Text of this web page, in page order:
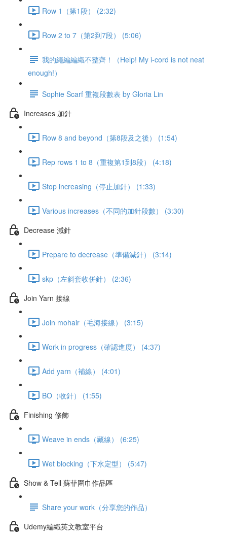
Row 1（第1段） (2:32)
Row 2 to 7（第2到7段） (5:06)
我的繩編編織不整齊！（Help! My i-cord is not neat
enough!）
Sophie Scarf 重複段數表 by Gloria Lin
Increases 加針
Row 8 and beyond（第8段及之後） (1:54)
Rep rows 1 to 8（重複第1到8段） (4:18)
Stop increasing（停止加針） (1:33)
Various increases（不同的加針段數） (3:30)
Decrease 減針
Prepare to decrease（準備減針） (3:14)
skp（左斜套收併針） (2:36)
Join Yarn 接線
Join mohair（毛海接線） (3:15)
Work in progress（確認進度） (4:37)
Add yarn（補線） (4:01)
BO（收針） (1:55)
Finishing 修飾
Weave in ends（藏線） (6:25)
Wet blocking（下水定型） (5:47)
Show & Tell 蘇菲圍巾作品區
Share your work（分享您的作品）
Udemy編織英文教室平台